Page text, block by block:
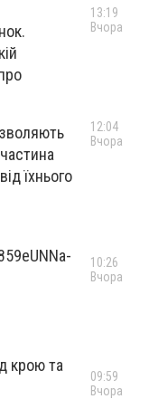
їхнього
крою та
13:19
Вчора
12:04
Вчора
10:26
Вчора
09:59
Вчора